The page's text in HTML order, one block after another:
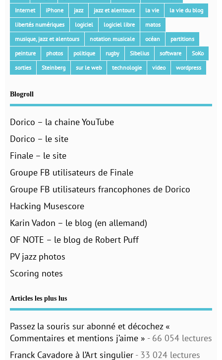
Internet
iPhone jazz jazz et alentours la vie
la vie du blog
libertés numériques
logiciel logiciel libre
matos
musique, jazz et alentours
notation musicale océan
partitions
peinture
photos politique rugby Sibelius software
SoKo
sorties
Steinberg sur le web technologie video wordpress
Blogroll
Dorico – la chaine YouTube
Dorico – le site
Finale – le site
Groupe FB utilisateurs de Finale
Groupe FB utilisateurs francophones de Dorico
Hacking Musescore
Karin Vadon – le blog (en allemand)
OF NOTE – le blog de Robert Puff
PV jazz photos
Scoring notes
Articles les plus lus
Passez la souris sur abonné et décochez «
Commentaires et mentions j’aime » - 66 054 lectures
Franck Cavadore à l’Art singulier - 33 024 lectures